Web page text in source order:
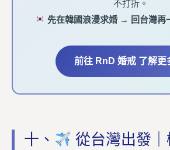
不打折。
先在韓國浪漫求婚 → 回台灣再
前往 RnD 婚戒 了解
十、 從台灣出發